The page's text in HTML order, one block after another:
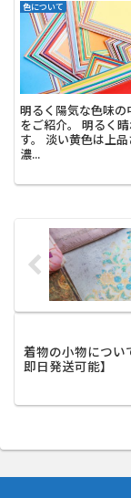
色について
明るく陽気な色味
をご紹介。 明るく
す。 淡い黄色は上
濃...
着物の小物につい
即日発送可能】